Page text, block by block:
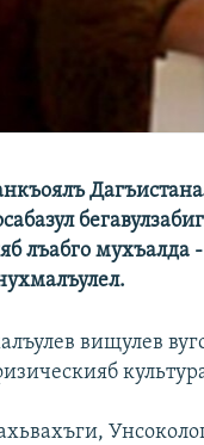
лъабго мухъалда
вищулев